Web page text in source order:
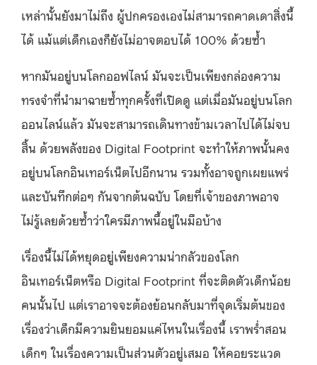
เหล่านั้นยังมาไม่ถึง ผู้ปกครองเองไม่สามารถคาดเดาสิ่งนี้
ได้ แม้แต่เด็กเองก็ยังไม่อาจตอบได้ 100% ด้วยซ้ำ
หากมันอยู่บนโลกออฟไลน์ มันจะเป็นเพียงกล่องความ
ทรงจำที่นำมาฉายซ้ำทุกครั้งที่เปิดดู แต่เมื่อมันอยู่บนโลก
ออนไลน์แล้ว มันจะสามารถเดินทางข้ามเวลาไปได้ไม่จบ
สิ้น ด้วยพลังของ Digital Footprint จะทำให้ภาพนั้นคง
อยู่บนโลกอินเทอร์เน็ตไปอีกนาน รวมทั้งอาจถูกเผยแพร่
และบันทึกต่อๆ กันจากต้นฉบับ โดยที่เจ้าของภาพอาจ
ไม่รู้เลยด้วยซ้ำว่าใครมีภาพนี้อยู่ในมือบ้าง
เรื่องนี้ไม่ได้หยุดอยู่เพียงความน่ากลัวของโลก
อินเทอร์เน็ตหรือ Digital Footprint ที่จะติดตัวเด็กน้อย
คนนั้นไป แต่เราอาจจะต้องย้อนกลับมาที่จุดเริ่มต้นของ
เรื่องว่าเด็กมีความยินยอมแค่ไหนในเรื่องนี้ เราพร่ำสอน
เด็กๆ ในเรื่องความเป็นส่วนตัวอยู่เสมอ ให้คอยระแวด